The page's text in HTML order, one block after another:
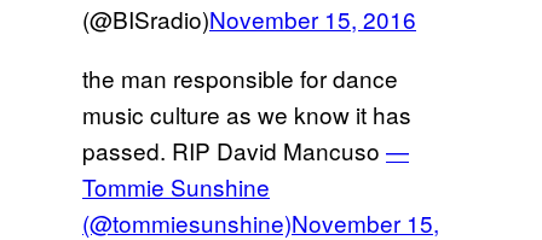
(@BISradio)November 15, 2016
the man responsible for dance
music culture as we know it has
passed. RIP David Mancuso —
Tommie Sunshine
(@tommiesunshine)November 15,